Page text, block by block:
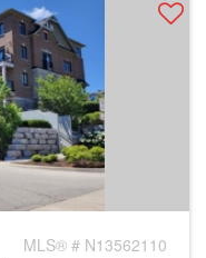
MLS® # N13562110